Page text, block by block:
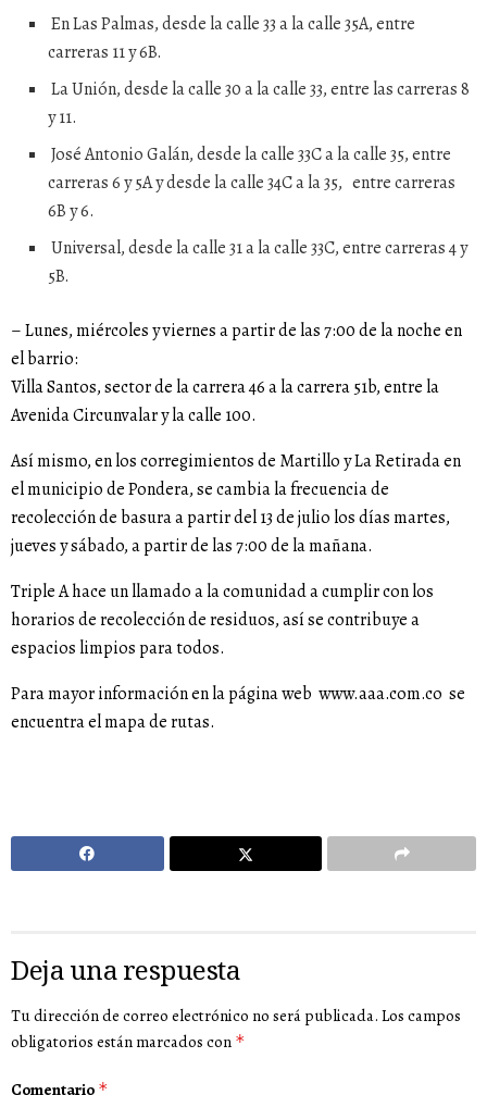
En Las Palmas, desde la calle 33 a la calle 35A, entre
carreras 11 y 6B.
La Unión, desde la calle 30 a la calle 33, entre las carreras 8
y 11.
José Antonio Galán, desde la calle 33C a la calle 35, entre
carreras 6 y 5A y desde la calle 34C a la 35, entre carreras
6B y 6.
Universal, desde la calle 31 a la calle 33C, entre carreras 4 y
5B.
– Lunes, miércoles y viernes a partir de las 7:00 de la noche en
el barrio:
Villa Santos, sector de la carrera 46 a la carrera 51b, entre la
Avenida Circunvalar y la calle 100.
Así mismo, en los corregimientos de Martillo y La Retirada en
el municipio de Pondera, se cambia la frecuencia de
recolección de basura a partir del 13 de julio los días martes,
jueves y sábado, a partir de las 7:00 de la mañana.
Triple A hace un llamado a la comunidad a cumplir con los
horarios de recolección de residuos, así se contribuye a
espacios limpios para todos.
Para mayor información en la página web www.aaa.com.co se
encuentra el mapa de rutas.
Deja una respuesta
Tu dirección de correo electrónico no será publicada. Los campos
obligatorios están marcados con *
Comentario *